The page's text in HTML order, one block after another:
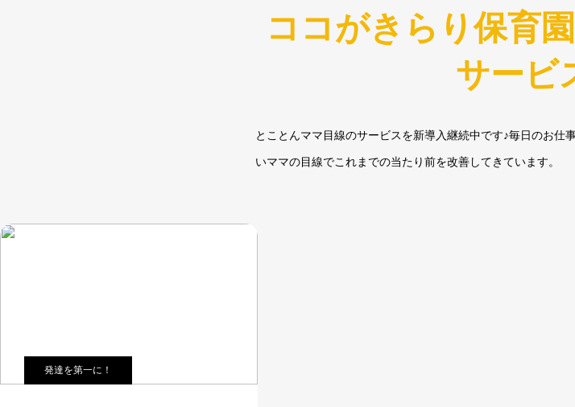
ココがきらり保育
サービ
とことんママ目線のサービスを新導入継続中です♪毎日のお仕
いママの目線でこれまでの当たり前を改善してきています。
発達を第一に！